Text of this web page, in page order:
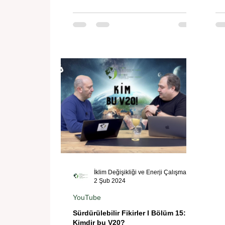
Sürdürülebilir Fikirler I Bölüm 15:
Kimdir bu V20?
YouTube
2 Şub 2024